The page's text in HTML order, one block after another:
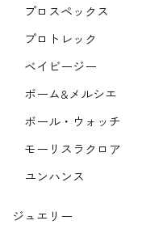
プロスペックス
プロトレック
ベイビージー
ボーム&メルシエ
ボール・ウォッチ
モーリスラクロア
ユンハンス
ジュエリー